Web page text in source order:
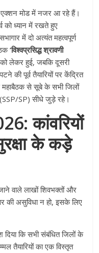
एक्शन मोड में नजर आ रहे हैं।
को ध्यान में रखते हुए
में दो अत्यंत महत्वपूर्ण
‘विश्वप्रसिद्ध श्रावणी
को लेकर हुई, जबकि दूसरी
की पूर्व तैयारियों पर केंद्रित
महाबैठक से सूबे के सभी जिलों
SP) सीधे जुड़े रहे।
कांवरियों
के कड़े
वाले लाखों शिवभक्तों और
की असुविधा न हो, इसके लिए
दिया कि सभी संबंधित जिलों के
तैयारियों का एक विस्तृत